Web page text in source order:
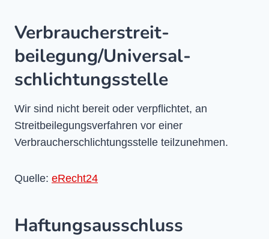
Verbraucher­streit­
beilegung/Universal­
schlichtungs­stelle
Wir sind nicht bereit oder verpflichtet, an
Streitbeilegungsverfahren vor einer
Verbraucherschlichtungsstelle teilzunehmen.
Quelle: eRecht24
Haftungsausschluss